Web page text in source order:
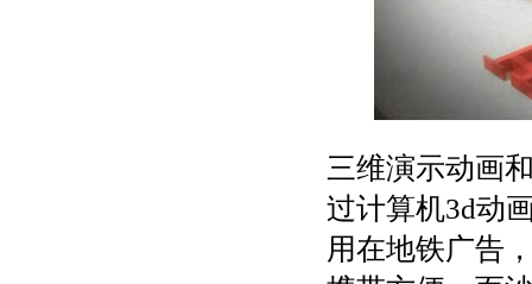
三维演示动画
过计算机3d动
用在地铁广告